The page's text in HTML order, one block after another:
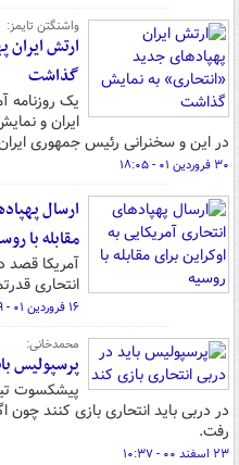
واشنگتن تایمز:
ارتش ایران
گذاشت
یک روزنامه
ایران و
در این و سخنرانی رئیس جمهوری
۳۰ فروردین ۰۱ - ۱۸:۰۵
ارسال
مقابله با
آمریکا قصد
انتحاری
۱۶ فروردین ۰۱ - ۲۳:۴۹
محمدخانی:
پرسپولیس
پیشکسوت
در دربی باید انتحاری بازی کنند
رفت.
۲۳ اسفند ۰۰ - ۱۰:۳۷